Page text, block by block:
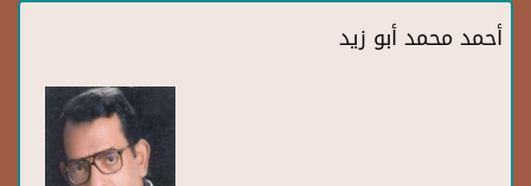
أحمد محمد أبو زيد